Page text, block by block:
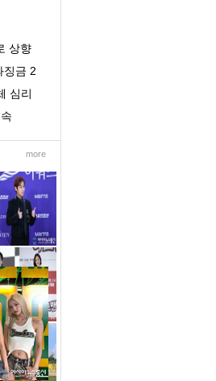
상향
징금 2
심리
more